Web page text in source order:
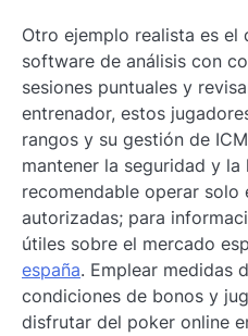
Otro ejemplo realista es el
software de análisis con
sesiones puntuales y
entrenador, estos
rangos y su gestión de
mantener la seguridad y la
recomendable operar solo
autorizadas; para
útiles sobre el mercado
españa. Emplear medidas
condiciones de bonos y
disfrutar del poker online